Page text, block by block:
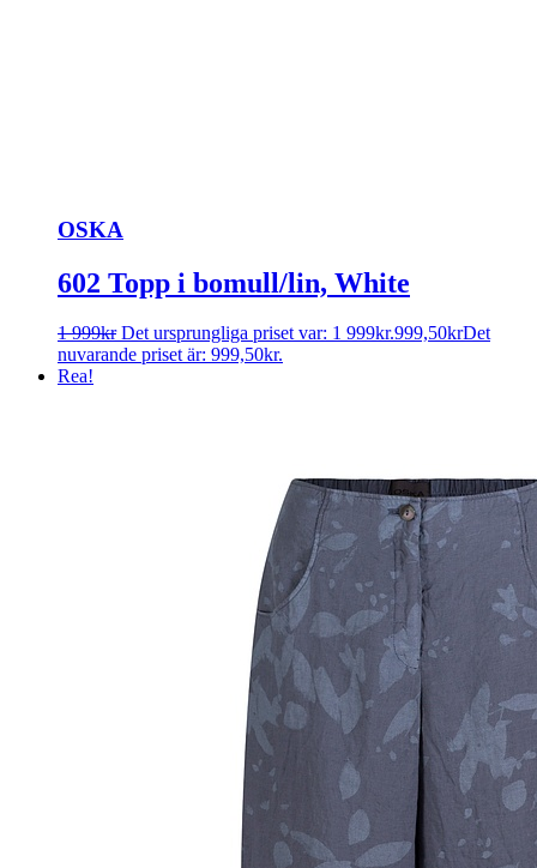
OSKA
602 Topp i bomull/lin, White
1 999kr Det ursprungliga priset var: 1 999kr.999,50krDet
nuvarande priset är: 999,50kr.
Rea!